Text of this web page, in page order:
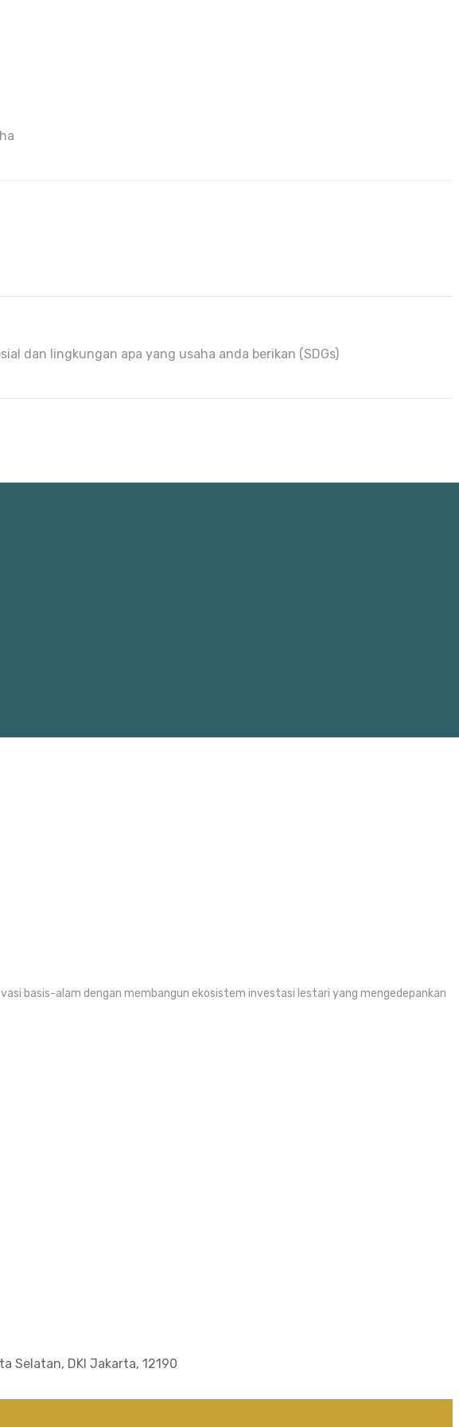
dan lingkungan apa yang usaha anda berikan (SDGs)
basis-alam dengan membangun ekosistem investasi lestari yang mengedepankan
Selatan, DKI Jakarta, 12190